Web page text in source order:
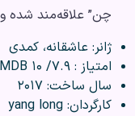
چن” علاقه‌مند شده
ژانر: عاشقانه، کمدی
امتیاز : ۷.۹/ ۱۰ IMDB
سال ساخت: ۲۰۱۷
کارگردان: yang long